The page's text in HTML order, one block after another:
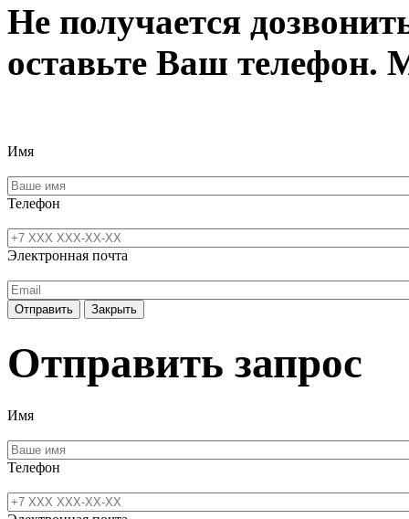
Не получается
оставьте Ваш
Имя
Телефон
Электронная почта
Отправить Закрыть
Отправить запрос
Имя
Телефон